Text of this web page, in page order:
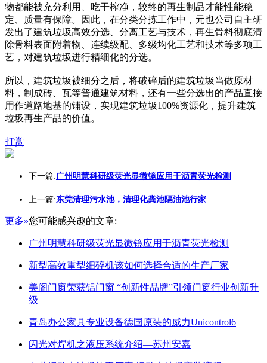
物都能被充分利用、吃干榨净，较终的再生制品才能性能稳
定、质量有保障。因此，在分类分拣工作中，元也公司自主研
发出了建筑垃圾高效分选、分离工艺与技术，再生骨料彻底清
除骨料表面附着物、连续级配、多级均化工艺和技术等多项工
艺，对建筑垃圾进行精细化的分选。
所以，建筑垃圾被细分之后，将破碎后的建筑垃圾当做原材
料，制成砖、瓦等普通建筑材料，还有一些分选出的产品直接
用作道路地基的铺设，实现建筑垃圾100%资源化，提升建筑
垃圾再生产品的价值。
打赏
下一篇:广州明慧科研级荧光显微镜应用于沥青荧光检测
上一篇:东莞清理污水池，清理化粪池隔油池行家
更多»您可能感兴趣的文章:
广州明慧科研级荧光显微镜应用于沥青荧光检测
新型高效重型细碎机该如何选择合适的生产厂家
美阁门窗荣获铝门窗 “创新性品牌”引领门窗行业创新升
级
青岛办公家具专业设备德国原装的威力Unicontrol6
闪光对焊机之液压系统介绍—苏州安嘉